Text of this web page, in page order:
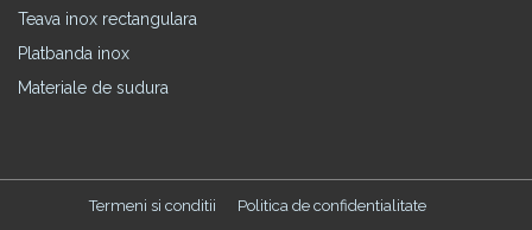
Teava inox rectangulara
Platbanda inox
Materiale de sudura
Termeni si conditii Politica de confidentialitate